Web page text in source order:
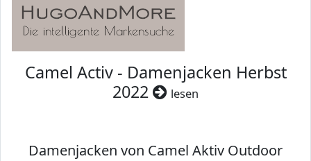
Camel Activ - Damenjacken Herbst
2022
lesen
Damenjacken von Camel Aktiv Outdoor